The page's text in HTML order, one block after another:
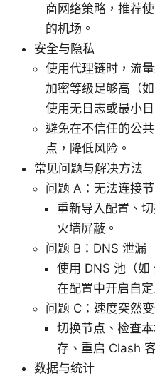
商网络策略，推荐
的机场。
安全与隐私
使用代理链时，流
加密等级足够高（
使用无日志或最小
避免在不信任的公
点，降低风险。
常见问题与解决方法
问题 A：无法连接
重新导入配置、
火墙屏蔽。
问题 B：DNS 泄漏
使用 DNS 池（如
在配置中开启自定
问题 C：速度突然
切换节点、检查
存、重启 Clash
数据与统计